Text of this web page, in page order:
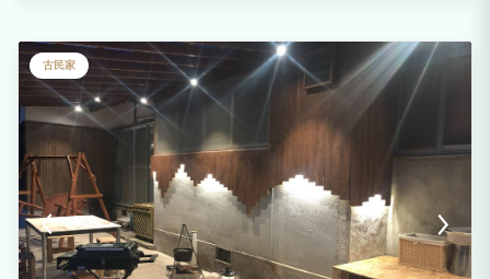
の素敵な思い出づくりのお手伝いができたらと考えております。 暖簾をくぐると、そ
こにはホッと落ち着く空間が。 玄関周りには呉服屋だった当時を偲ばせる、着物や箪
笥などを飾っております。 庭が見える快適なリビングは団らんの場所にピッタリ。 夕
食は、近くのレストランはもちろん、BBQや出前をとることもできます。 お出迎え後
は、リビングルームで季節のウェルカムフルーツを楽しんでいただきながら、宿の説明
を致します。 気になることがあれば何でも聞いてください！
古民家